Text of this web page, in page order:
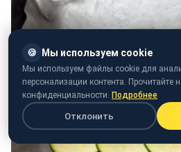
🍪 Мы используем cookie
Мы используем файлы cookie для
персонализации контента. Прочитайте
конфиденциальности. Подробнее
Отклонить